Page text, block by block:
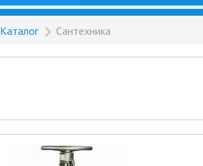
Каталог Сантехника